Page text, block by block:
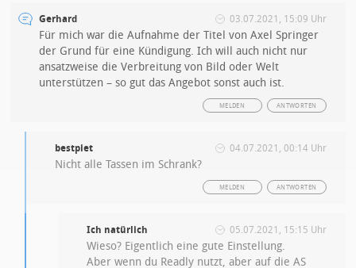
Gerhard 03.07.2021, 15:09 Uhr
Für mich war die Aufnahme der Titel von Axel Springer
der Grund für eine Kündigung. Ich will auch nicht nur
ansatzweise die Verbreitung von Bild oder Welt
unterstützen – so gut das Angebot sonst auch ist.
ANTWORTEN
MELDEN
bestpiet 04.07.2021, 00:14 Uhr
Nicht alle Tassen im Schrank?
ANTWORTEN
MELDEN
Ich natürlich 05.07.2021, 15:15 Uhr
Wieso? Eigentlich eine gute Einstellung.
Aber wenn du Readly nutzt, aber auf die AS